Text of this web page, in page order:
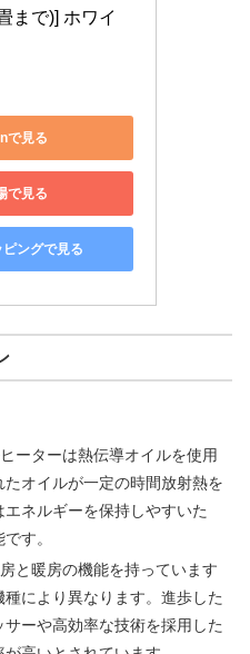
まで)] ホワイ
で見る
で見る
ングで見る
ーターは熱伝導オイルを使用
たオイルが一定の時間放射熱を
ネルギーを保持しやすいた
す。
と暖房の機能を持っています
により異なります。進歩した
ーや高効率な技術を採用した